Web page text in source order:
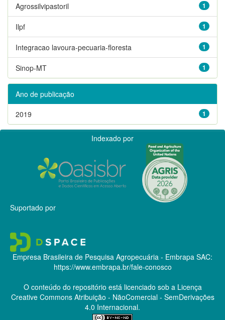
1
Agrossilvipastoril
1
Ilpf
1
Integracao lavoura-pecuaria-floresta
1
Sinop-MT
Ano de publicação
1
2019
Indexado por
Suportado por
Empresa Brasileira de Pesquisa Agropecuária - Embrapa SAC:
https://www.embrapa.br/fale-conosco
O conteúdo do repositório está licenciado sob a Licença
Creative CommonsAtribuição - NãoComercial - SemDerivações
4.0 Internacional.